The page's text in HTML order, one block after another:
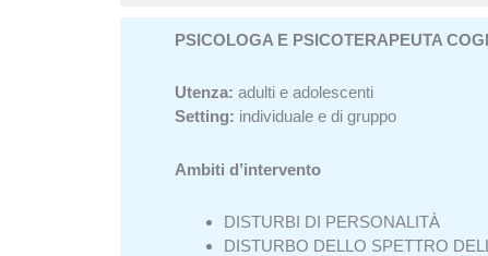
PSICOLOGA E PSICOTERAPEUTA
Utenza: adulti e adolescenti
Setting: individuale e di gruppo
Ambiti d’intervento
DISTURBI DI PERSONALITÀ
DISTURBO DELLO SPETTRO